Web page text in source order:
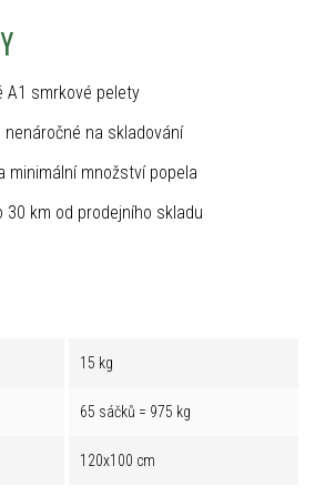
A1 smrkové pelety
nenáročné na skladování
minimální množství popela
30 km od prodejního skladu
15 kg
65 sáčků = 975 kg
120x100 cm